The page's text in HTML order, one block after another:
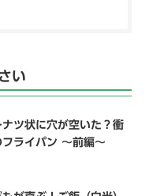
い
ナツ状に穴が空いた？衝
フライパン 〜前編〜